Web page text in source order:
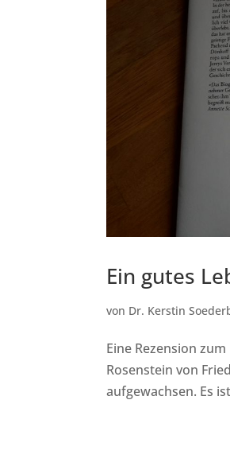
Ein gutes
von Dr. Kerstin
Eine Rezension
Rosenstein von
aufgewachsen. Es